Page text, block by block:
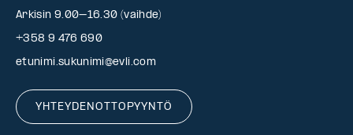
Arkisin 9.00–16.30 (vaihde)
+358 9 476 690
etunimi.sukunimi@evli.com
YHTEYDENOTTOPYYNTÖ